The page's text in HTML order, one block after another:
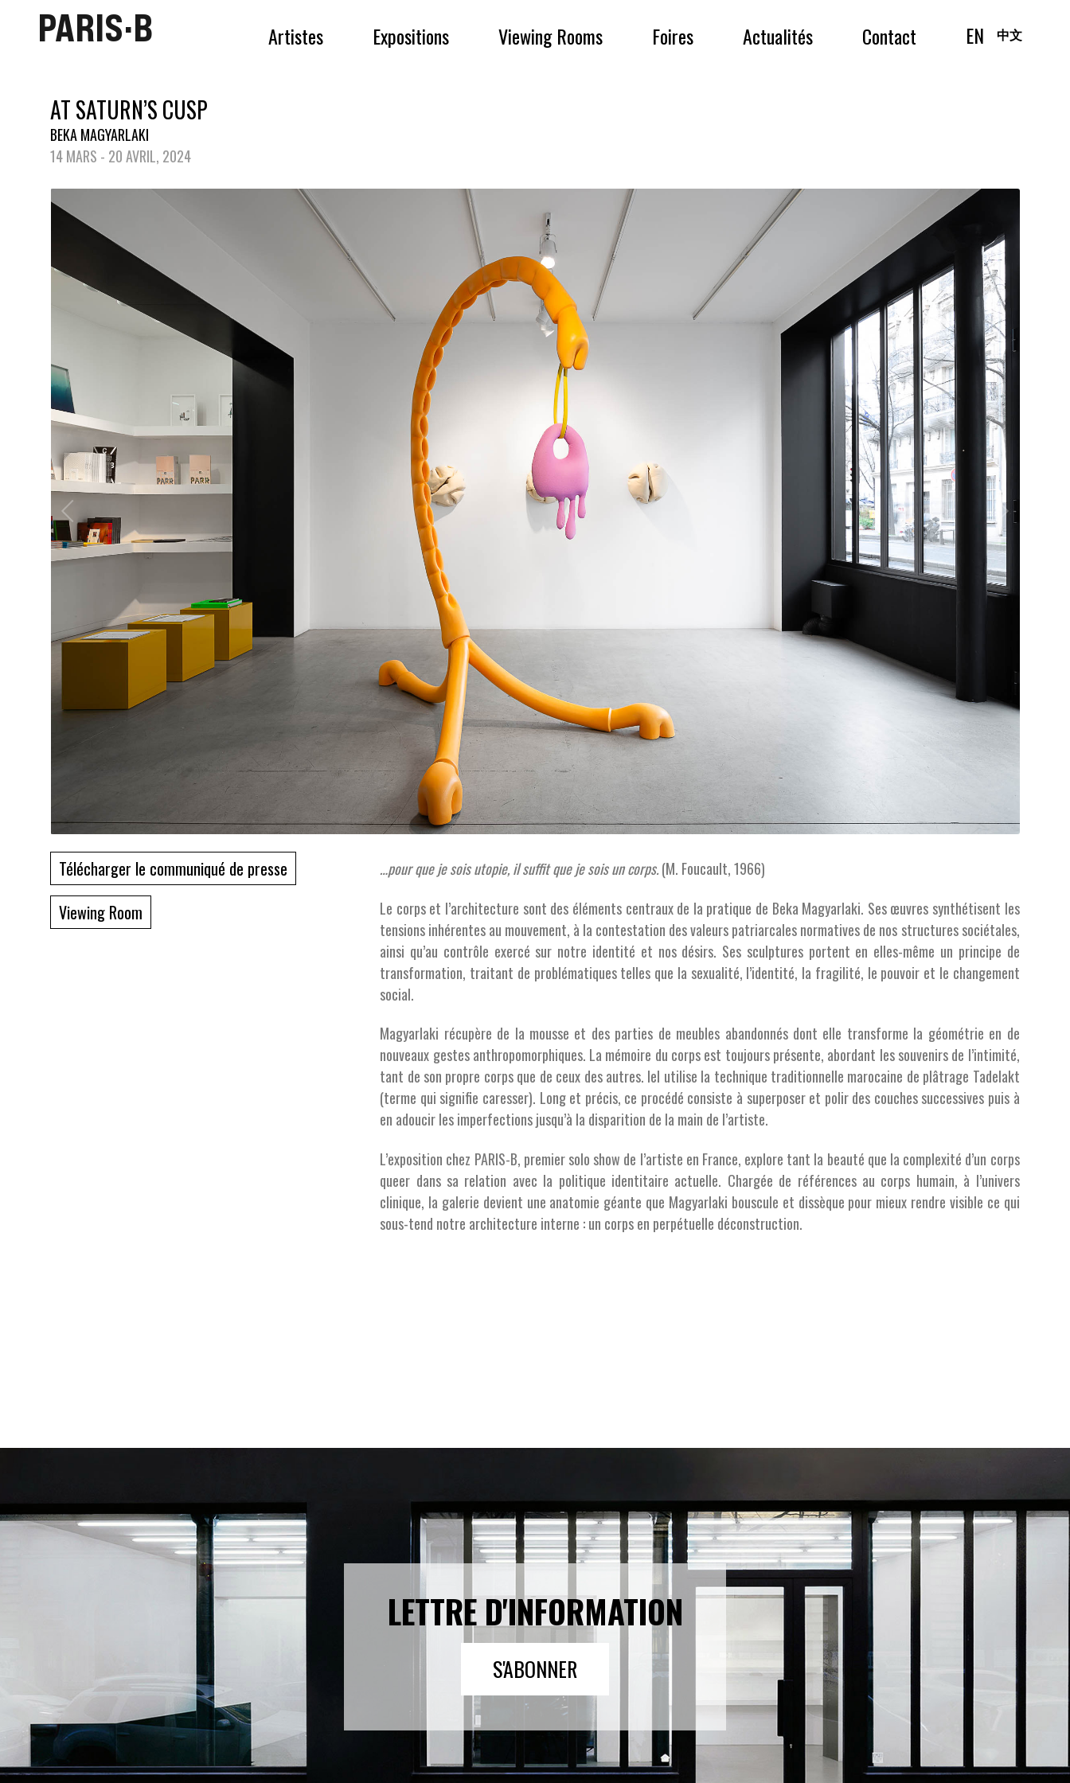
PARIS·B Artistes Expositions Viewing Rooms Foires Actualités Contact EN 中文
AT SATURN’S CUSP
BEKA MAGYARLAKI
14 MARS - 20 AVRIL, 2024
Télécharger le communiqué de presse
Viewing Room
…pour que je sois utopie, il suffit que je sois un corps.(M. Foucault, 1966)
Le corps et l’architecture sont des éléments centraux de la pratique de Beka Magyarlaki. Ses œuvres synthétisent les
tensions inhérentes au mouvement, à la contestation des valeurs patriarcales normatives de nos structures sociétales,
ainsi qu’au contrôle exercé sur notre identité et nos désirs. Ses sculptures portent en elles-même un principe de
transformation, traitant de problématiques telles que la sexualité, l’identité, la fragilité, le pouvoir et le changement
social.
Magyarlaki récupère de la mousse et des parties de meubles abandonnés dont elle transforme la géométrie en de
nouveaux gestes anthropomorphiques. La mémoire du corps est toujours présente, abordant les souvenirs de l’intimité,
tant de son propre corps que de ceux des autres. Iel utilise la technique traditionnelle marocaine de plâtrage Tadelakt
(terme qui signifie caresser). Long et précis, ce procédé consiste à superposer et polir des couches successives puis à
en adoucir les imperfections jusqu’à la disparition de la main de l’artiste.
L’exposition chez PARIS-B, premier solo show de l’artiste en France, explore tant la beauté que la complexité d’un corps
queer dans sa relation avec la politique identitaire actuelle. Chargée de références au corps humain, à l’univers
clinique, la galerie devient une anatomie géante que Magyarlaki bouscule et dissèque pour mieux rendre visible ce qui
sous-tend notre architecture interne : un corps en perpétuelle déconstruction.
LETTRE D'INFORMATION
S'ABONNER